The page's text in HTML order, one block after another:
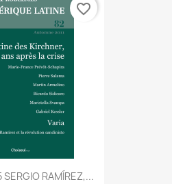
SERGIO RAMÍREZ,...
favorite_border